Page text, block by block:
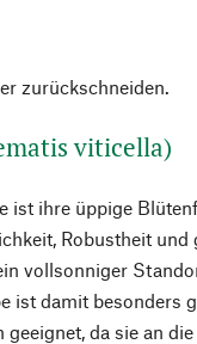
zurückschneiden.
viticella)
ist ihre üppige
Robustheit und
vollsonniger
ist damit besonders
da sie an